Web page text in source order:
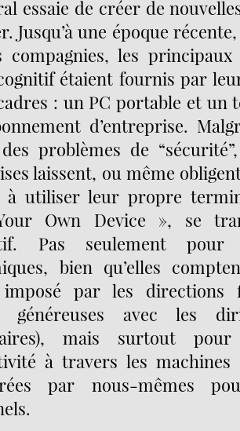
essaie de créer de
Jusqu’à une époque
compagnies, les
étaient fournis par
: un PC portable et un
d’entreprise.
problèmes de
laissent, ou même
à utiliser leur propre
Own Device », se
Pas seulement pour
bien qu’elles
par les directions
généreuses avec les
mais surtout
à travers les machines
par nous-mêmes